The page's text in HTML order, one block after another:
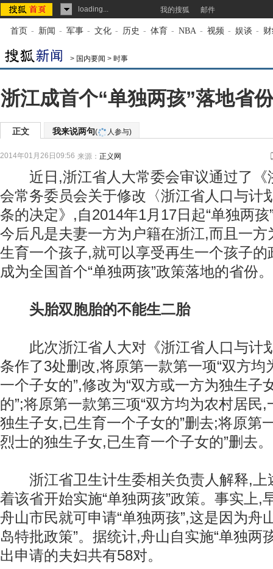
loading... 我的搜狐 邮件
首页 - 新闻 - 军事 - 文化 - 历史 - 体育 - NBA - 视频 - 娱谈 -
> 国内要闻 > 时事
浙江成首个“单独两孩”落地省
正文 我来说两句( 人参与)
2014年01月26日09:56 来源： 正义网
近日,浙江省人大常委会审议通过了《
会常务委员会关于修改〈浙江省人口与计
条的决定》,自2014年1月17日起“单独两
今后凡是夫妻一方为户籍在浙江,而且一
生育一个孩子,就可以享受再生一个孩子
成为全国首个“单独两孩”政策落地的省份。
头胎双胞胎的不能生二胎
此次浙江省人大对《浙江省人口与计
条作了3处删改,将原第一款第一项“双方均
一个子女的”,修改为“双方或一方为独生子
的”;将原第一款第三项“双方均为农村居民
独生子女,已生育一个子女的”删去;将原第
烈士的独生子女,已生育一个子女的”删去。
浙江省卫生计生委相关负责人解释,上
着该省开始实施“单独两孩”政策。事实上,
舟山市民就可申请“单独两孩”,这是因为舟
岛特批政策”。据统计,舟山自实施“单独两
出申请的夫妇共有58对。